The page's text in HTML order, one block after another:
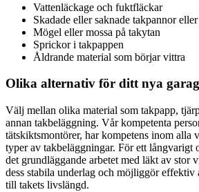
Vattenläckage och fuktfläckar
Skadade eller saknade takpannor
Mögel eller mossa på takytan
Sprickor i takpappen
Åldrande material som börjar vittra
Olika alternativ för ditt nya
Välj mellan olika material som takpapp,
annan takbeläggning. Vår kompetenta
tätskiktsmontörer, har kompetens inom alla
typer av takbeläggningar. För ett långvarigt
det grundläggande arbetet med läkt av stor
dess stabila underlag och möjliggör
till takets livslängd.